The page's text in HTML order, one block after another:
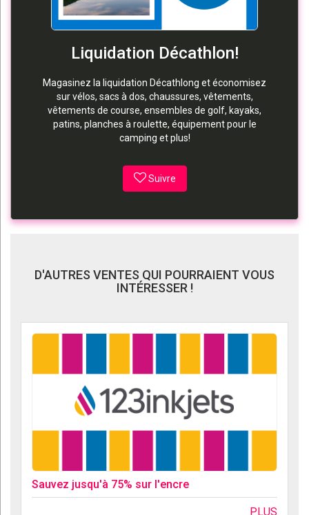
Liquidation Décathlon!
Magasinez la liquidation Décathlong et économisez
sur vélos, sacs à dos, chaussures, vêtements,
vêtements de course, ensembles de golf, kayaks,
patins, planches à roulette, équipement pour le
camping et plus!
Suivre
D'AUTRES VENTES QUI POURRAIENT VOUS
INTÉRESSER !
Sauvez jusqu'à 75% sur l'encre
PLUS